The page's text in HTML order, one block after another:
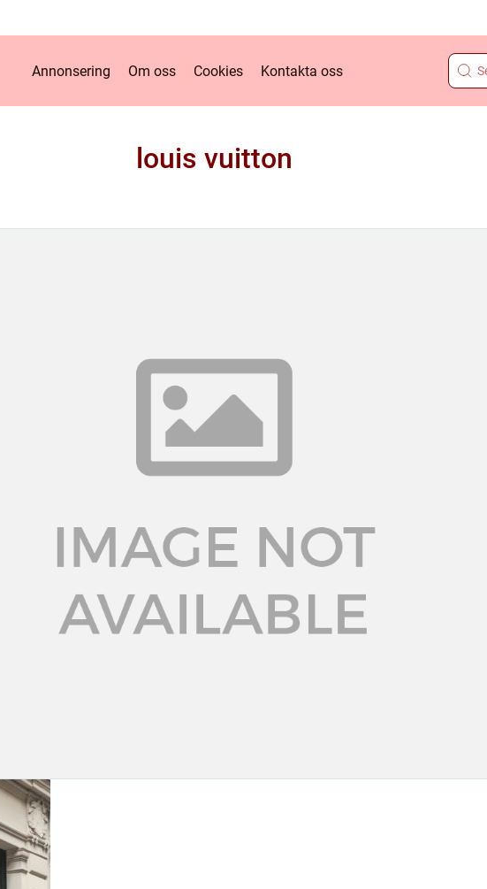
Annonsering Om oss Cookies Kontakta oss
louis vuitton